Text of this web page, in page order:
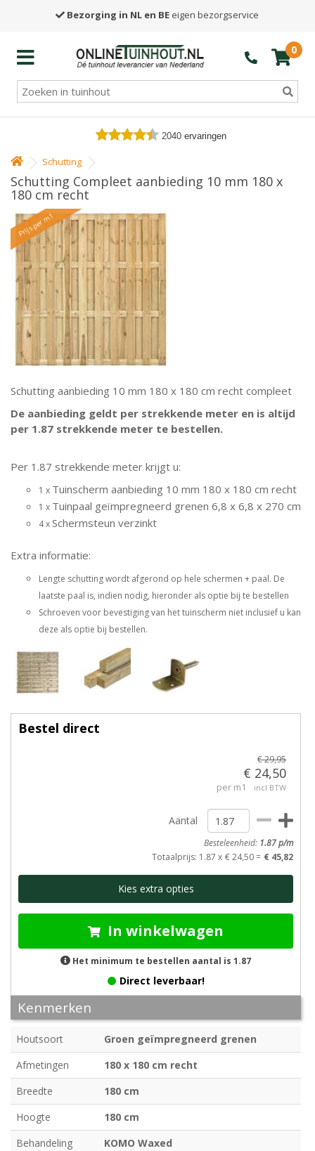
Bezorging in NL en BE eigen bezorgservice
0
2040 ervaringen
Schutting
Schutting Compleet aanbieding 10 mm 180 x
180 cm recht
Prijs per m1
Schutting aanbieding 10 mm 180 x 180 cm recht compleet
De aanbieding geldt per strekkende meter en is altijd
per 1.87 strekkende meter te bestellen.
Per 1.87 strekkende meter krijgt u:
1 x Tuinscherm aanbieding 10 mm 180 x 180 cm recht
1 x Tuinpaal geïmpregneerd grenen 6,8 x 6,8 x 270 cm
4 xSchermsteun verzinkt
Extra informatie:
Lengte schutting wordt afgerond op hele schermen + paal. De
laatste paal is, indien nodig, hieronder als optie bij te bestellen
Schroeven voor bevestiging van het tuinscherm niet inclusief u kan
deze als optie bij bestellen.
Bestel direct
€ 29,95
€ 24,50
per m1 incl BTW
Aantal
Besteleenheid: 1.87p/m
Totaalprijs: 1.87 x € 24,50 = € 45,82
Kies extra opties
In winkelwagen
Het minimum te bestellen aantal is 1.87
Direct leverbaar!
Kenmerken
Houtsoort
Groen geïmpregneerd grenen
Afmetingen
180 x 180 cm recht
Breedte
180 cm
Hoogte
180 cm
Behandeling
KOMO Waxed